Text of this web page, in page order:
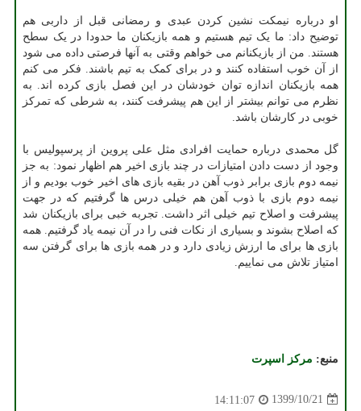
او درباره نیمکت نشین کردن عبدی و رمضانی قبل از داربی هم
توضیح داد: ما یک تیم هستیم و همه بازیکنان ما حدودا در یک سطح
هستند. من از بازیکنانم می خواهم وقتی به آنها فرصتی داده می شود
از آن خوب استفاده کنند و در برای کمک به تیم باشند. فکر می کنم
همه بازیکنان اندازه توان خودشان در این فصل بازی کرده اند. به
نظرم می توانم بیشتر از این هم پیشرفت کنند، به شرطی که تمرکز
خوبی در کارشان باشد.
گل محمدی درباره حمایت افرادی مثل علی پروین از پرسپولیس با
وجود از دست دادن امتیازات در چند بازی اخیر هم اظهار نمود: به جز
نیمه دوم بازی برابر ذوب آهن در بقیه بازی های اخیر خوب بودیم و از
نیمه دوم بازی با ذوب آهن هم خیلی درس ها گرفتیم که در جهت
پیشرفت و اصلاح تیم خیلی اثر داشت. تجربه خبی برای بازیکنان شد
که اصلاح بشوند و بسیاری از نکات فنی را در آن نیمه یاد گرفتیم. همه
بازی ها برای ما ارزش زیادی دارد و در همه بازی ها برای گرفتن سه
امتیاز تلاش می نماییم.
منبع: مركز اسپرت
1399/10/21
14:11:07